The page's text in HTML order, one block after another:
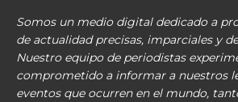
Somos un medio digital dedicado a
de actualidad precisas, imparciales y
Nuestro equipo de periodistas
comprometido a informar a nuestros
eventos que ocurren en el mundo,